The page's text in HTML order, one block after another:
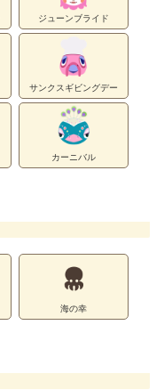
ジューンブライド
サンクスギビングデー
カーニバル
海の幸